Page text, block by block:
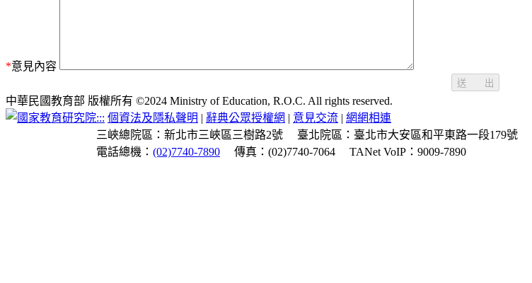
*意見內容
送 出
中華民國教育部 版權所有 ©2024 Ministry of Education, R.O.C. All rights reserved.
::: 個資法及隱私聲明 | 辭典公眾授權網 | 意見交流 | 網網相連
三峽總院區：新北市三峽區三樹路2號
臺北院區：臺北市大安區和平東路一段179號
電話總機： (02)7740-7890 傳真：(02)7740-7064 TANet VoIP：9009-7890